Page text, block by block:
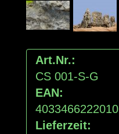
Art.Nr.:
CS 001-S-G
EAN:
4033466222010
Lieferzeit: